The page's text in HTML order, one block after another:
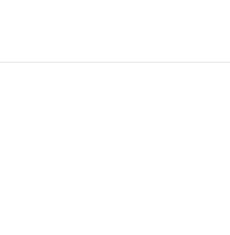
programs and
information at a
days Weekly